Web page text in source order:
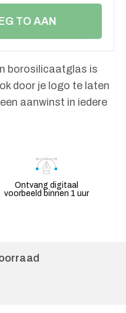
TO AAN
borosilicaatglas is
door je logo te laten
aanwinst in iedere
Ontvang digitaal
voorbeeld binnen 1 uur